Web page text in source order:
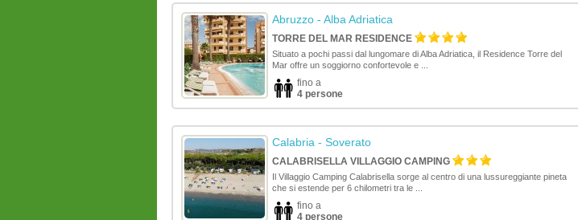
Abruzzo- Alba Adriatica
TORRE DEL MAR RESIDENCE
Situato a pochi passi dal lungomare di Alba Adriatica, il Residence Torre del
Mar offre un soggiorno confortevole e ...
fino a
4 persone
Calabria - Soverato
CALABRISELLA VILLAGGIO CAMPING
Il Villaggio Camping Calabrisella sorge al centro di una lussureggiante pineta
che si estende per 6 chilometri tra le ...
fino a
4 persone